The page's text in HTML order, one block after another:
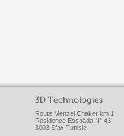
Route Menzel Chaker km 1
Résidence Essaâda N° 43
3003 Sfax Tunisie